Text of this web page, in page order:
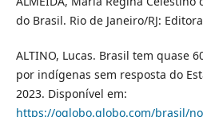
do Brasil. Rio de Janeiro/RJ: Editora
ALTINO, Lucas. Brasil tem quase
por indígenas sem resposta do
2023. Disponível em:
https://oglobo.globo.com/brasil/